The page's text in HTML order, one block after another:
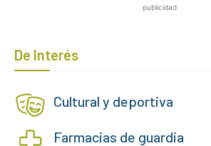
publicidad
De Interés
Cultural y deportiva
Farmacias de guardia